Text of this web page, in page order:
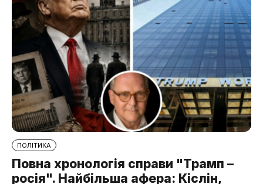
ПОЛІТИКА
Повна хронологія справи "Трамп –
росія". Найбільша афера: Кіслін,